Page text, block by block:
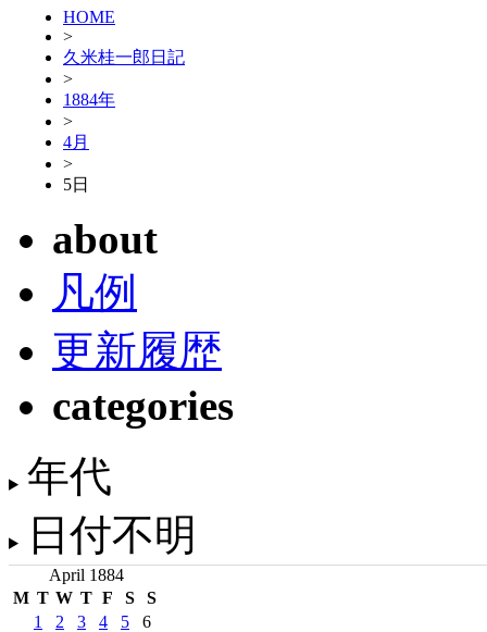
HOME
>
久米桂一郎日記
>
1884年
>
4月
>
5日
about
凡例
更新履歴
categories
年代
日付不明
April 1884
M T W T F S S
1 2 3 4 5
6